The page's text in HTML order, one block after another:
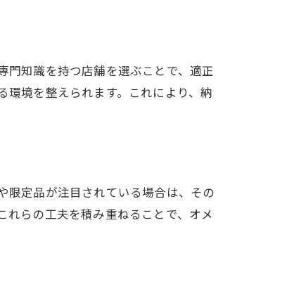
門知識を持つ店舗を選ぶことで、適正
境を整えられます。これにより、納
限定品が注目されている場合は、その
らの工夫を積み重ねることで、オメ